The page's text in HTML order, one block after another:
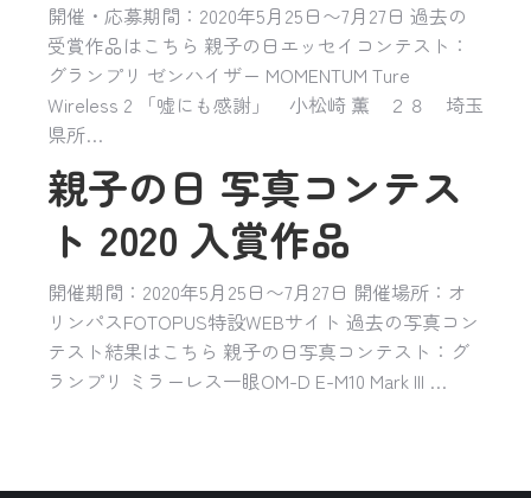
開催・応募期間：2020年5月25日〜7月27日 過去の
受賞作品はこちら 親子の日エッセイコンテスト：
グランプリ ゼンハイザー MOMENTUM Ture
Wireless 2 「嘘にも感謝」 小松崎 薫 ２８ 埼玉
県所…
親子の日 写真コンテス
ト 2020 入賞作品
開催期間：2020年5月25日〜7月27日 開催場所：オ
リンパスFOTOPUS特設WEBサイト 過去の写真コン
テスト結果はこちら 親子の日写真コンテスト：グ
ランプリ ミラーレス一眼OM-D E-M10 Mark III …